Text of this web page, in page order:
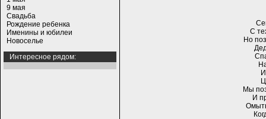
9 мая
Свадьба
Рождение ребенка
Именины и юбилеи
Новоселье
Интересное рядом:
С
Но
Мы
И